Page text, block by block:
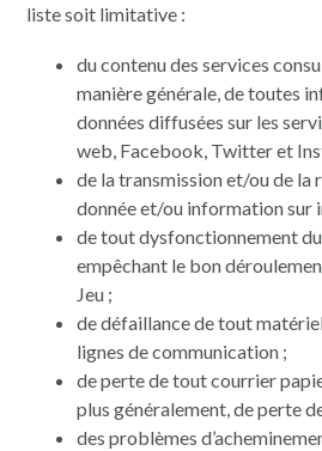
liste soit limitative :
du contenu des services
manière générale, de toutes
données diffusées sur les
web, Facebook, Twitter et
de la transmission et/ou de la
donnée et/ou information sur
de tout dysfonctionnement
empêchant le bon
Jeu ;
de défaillance de tout
lignes de communication ;
de perte de tout courrier
plus généralement, de perte
des problèmes